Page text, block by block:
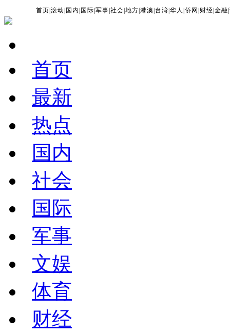
首页 |滚动 国内 国际 |军事 |社会 |地方 |港澳 台湾 |华人 |侨网 财经 |金融 |
首页
最新
热点
国内
社会
国际
军事
文娱
体育
财经